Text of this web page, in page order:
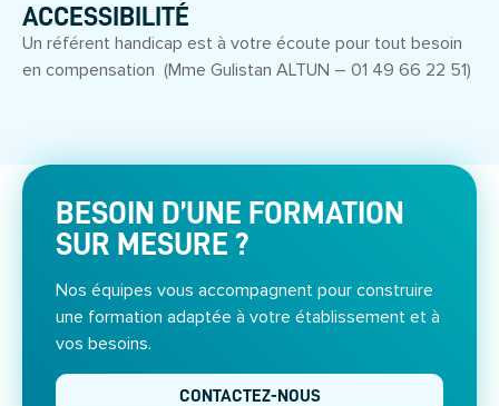
ACCESSIBILITÉ
Un référent handicap est à votre écoute pour tout besoin
en compensation (Mme Gulistan ALTUN – 01 49 66 22 51)
BESOIN D’UNE FORMATION
SUR MESURE ?
Nos équipes vous accompagnent pour construire
une formation adaptée à votre établissement et à
vos besoins.
CONTACTEZ-NOUS